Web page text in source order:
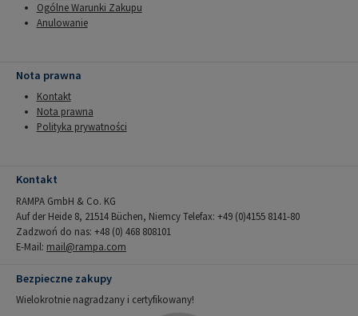
Ogólne Warunki Zakupu
Anulowanie
Nota prawna
Kontakt
Nota prawna
Polityka prywatności
Kontakt
RAMPA GmbH & Co. KG
Auf der Heide 8, 21514 Büchen, Niemcy Telefax: +49 (0)4155 8141-80
Zadzwoń do nas: +48 (0) 468 808101
E-Mail: mail@rampa.com
Bezpieczne zakupy
Wielokrotnie nagradzany i certyfikowany!